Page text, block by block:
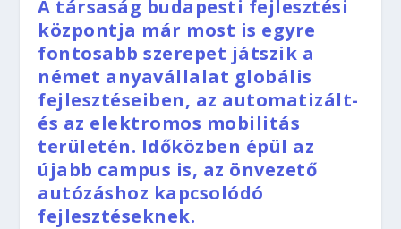
A társaság budapesti fejlesztési
központja már most is egyre
fontosabb szerepet játszik a
német anyavállalat globális
fejlesztéseiben, az automatizált-
és az elektromos mobilitás
területén. Időközben épül az
újabb campus is, az önvezető
autózáshoz kapcsolódó
fejlesztéseknek.